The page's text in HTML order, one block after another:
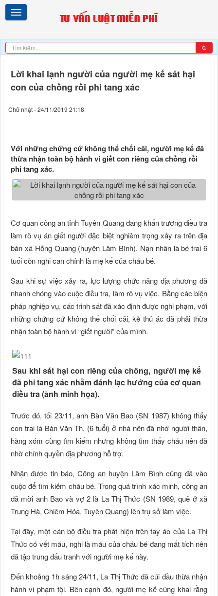
Lời khai lạnh người của người mẹ kế sát hại
con của chồng rồi phi tang xác
Chủ nhật - 24/11/2019 21:18
Với những chứng cứ không thể chối cãi, người mẹ kế đã
thừa nhận toàn bộ hành vi giết con riêng của chồng rồi
phi tang xác.
Cơ quan công an tỉnh Tuyên Quang đang khẩn trương điều tra
làm rõ vụ án giết người đặc biệt nghiêm trọng xảy ra trên địa
bàn xã Hồng Quang (huyện Lâm Bình). Nạn nhân là bé trai 6
tuổi còn nghi can chính là mẹ kế của cháu bé.
Sau khi sự việc xảy ra, lực lượng chức năng địa phương đã
nhanh chóng vào cuộc điều tra, làm rõ vụ việc. Bằng các biện
pháp nghiệp vụ, các trinh sát đã xác định được nghi phạm, với
những chứng cứ không thể chối cãi, kẻ thủ ác đã phải thừa
nhận toàn bộ hành vi “giết người” của mình.
Sau khi sát hại con riêng của chồng, người mẹ kế
đã phi tang xác nhằm đánh lạc hướng của cơ quan
điều tra (ảnh minh họa).
Trước đó, tối 23/11, anh Bàn Văn Bao (SN 1987) không thấy
con trai là Bàn Văn Th. (6 tuổi) ở nhà nên đã nhờ người thân,
hàng xóm cùng tìm kiếm nhưng không tìm thấy cháu nên đã
nhờ chính quyền địa phương hỗ trợ.
Nhận được tin báo, Công an huyện Lâm Bình cũng đã vào
cuộc để tìm kiếm cháu bé. Trong quá trình xác minh, công an
đã mời anh Bao và vợ 2 là La Thị Thức (SN 1989, quê ở xã
Trung Hà, Chiêm Hóa, Tuyên Quang) lên trụ sở làm việc.
Tại đây, một cán bộ điều tra phát hiện trên tay áo của La Thị
Thức có vết máu, nghi là máu của cháu bé đang mất tích nên
đã tập trung đấu tranh với người mẹ kế này.
Đến khoảng 1h sáng 24/11, La Thị Thức đã cúi đầu thừa nhận
hành vi phạm tội. Bên cạnh đó, người mẹ kế cũng khai rằng